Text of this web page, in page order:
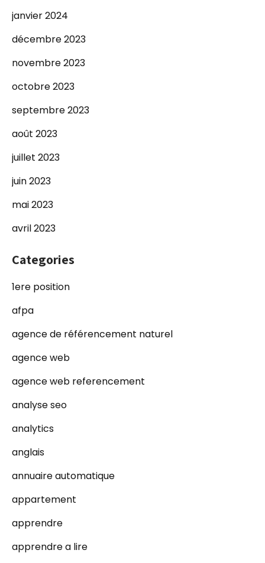
janvier 2024
décembre 2023
novembre 2023
octobre 2023
septembre 2023
août 2023
juillet 2023
juin 2023
mai 2023
avril 2023
Categories
1ere position
afpa
agence de référencement naturel
agence web
agence web referencement
analyse seo
analytics
anglais
annuaire automatique
appartement
apprendre
apprendre a lire